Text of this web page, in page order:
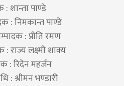
: शान्ता पाण्डे
: निमकान्त पाण्डे
: प्रीति रमण
: राज्य लक्ष्मी शाक्य
: रिदेन महर्जन
: श्रीमन भण्डारी